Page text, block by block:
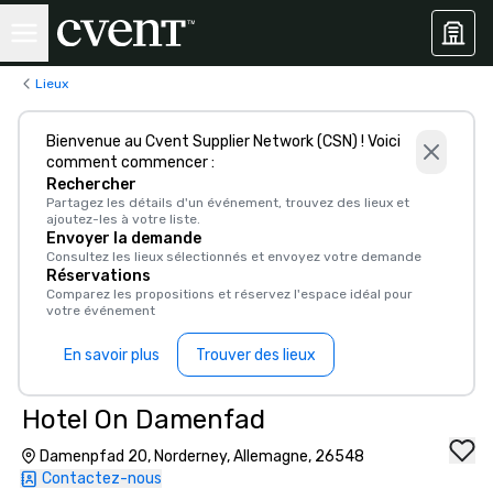
Lieux
Bienvenue au Cvent Supplier Network (CSN) ! Voici
comment commencer :
Rechercher
Partagez les détails d'un événement, trouvez des lieux et
ajoutez-les à votre liste.
Envoyer la demande
Consultez les lieux sélectionnés et envoyez votre demande
Réservations
Comparez les propositions et réservez l'espace idéal pour
votre événement
En savoir plus Trouver des lieux
Hotel On Damenfad
Damenpfad 20, Norderney, Allemagne, 26548
Contactez-nous